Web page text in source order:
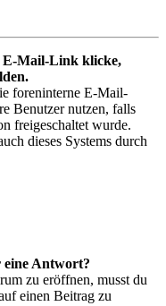
E-Mail-Link klicke,
foreninterne E-Mail-
Benutzer nutzen, falls
freigeschaltet wurde.
dieses Systems durch
eine Antwort?
zu eröffnen, musst du
einen Beitrag zu